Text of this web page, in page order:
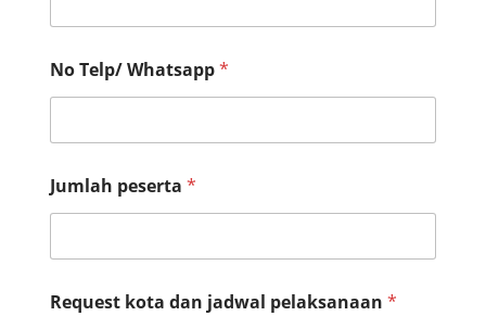
No Telp/ Whatsapp*
Jumlah peserta *
Request kota dan jadwal pelaksanaan *